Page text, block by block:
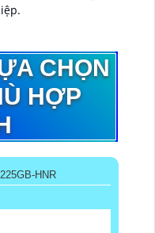
CHỌN
HỢP
HNR